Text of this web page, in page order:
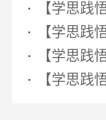
【学思践
【学思践
【学思践
【学思践